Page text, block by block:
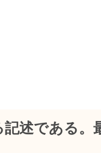
述である。